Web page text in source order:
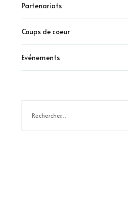
Partenariats
Coups de coeur
Evénements